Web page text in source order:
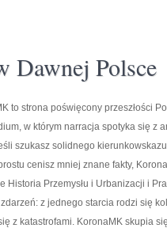
Dawnej Polsce
to strona poświęcony przeszłości
w którym narracja spotyka się z
szukasz solidnego
cenisz mniej znane fakty,
Historia Przemysłu i Urbanizacji i
zdarzeń: z jednego starcia rodzi się
z katastrofami. KoronaMK skupia